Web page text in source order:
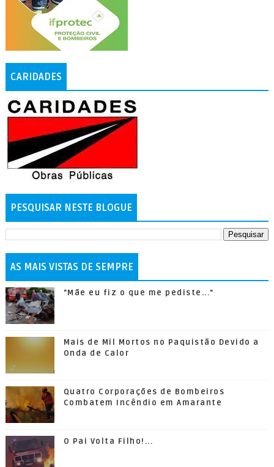
CARIDADES
PESQUISAR NESTE BLOGUE
AS MAIS VISTAS DE SEMPRE
"Mãe eu fiz o que me pediste..."
Mais de Mil Mortos no Paquistão Devido a
Onda de Calor
Quatro Corporações de Bombeiros
Combatem Incêndio em Amarante
O Pai Volta Filho!...